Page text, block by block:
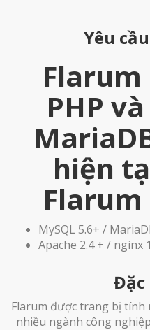
Yêu
PHP
hiện
MySQL 5.6+ /
Apache 2.4 + / nginx
Flarum được trang bị
nhiều ngành công